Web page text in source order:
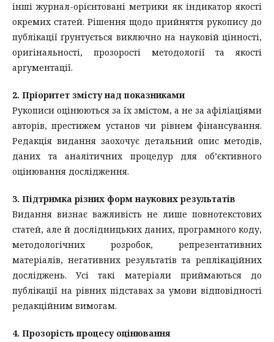
інші журнал-орієнтовані метрики як індикатор якості
окремих статей. Рішення щодо прийняття рукопису до
публікації ґрунтується виключно на науковій цінності,
оригінальності, прозорості методології та якості
аргументації.
2. Пріоритет змісту над показниками
Рукописи оцінюються за їх змістом, а не за афіліаціями
авторів, престижем установ чи рівнем фінансування.
Редакція видання заохочує детальний опис методів,
даних та аналітичних процедур для об’єктивного
оцінювання дослідження.
3. Підтримка різних форм наукових результатів
Видання визнає важливість не лише повнотекстових
статей, але й дослідницьких даних, програмного коду,
методологічних розробок, репрезентативних
матеріалів, негативних результатів та реплікаційних
досліджень. Усі такі матеріали приймаються до
публікації на рівних підставах за умови відповідності
редакційним вимогам.
4. Прозорість процесу оцінювання